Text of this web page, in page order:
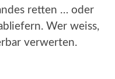
retten … oder
Wer weiss,
verwerten.